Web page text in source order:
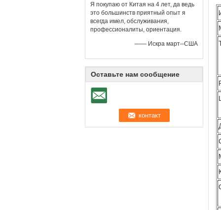
Я покупаю от Китая на 4 лет, да ведь
это большинств приятный опыт я
всегда имел, обслуживания,
профессионалиты, ориентация.
—— Искра март--США
Оставьте нам сообщение